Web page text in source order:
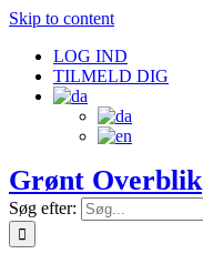
Skip to content
LOG IND
TILMELD DIG
Grønt Overblik
Søg efter: